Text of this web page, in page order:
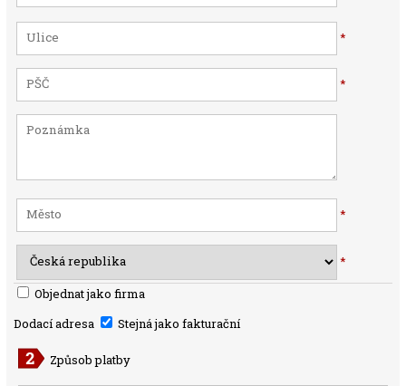
*
*
*
*
Objednat jako firma
Dodací adresa
Stejná jako fakturační
Způsob platby